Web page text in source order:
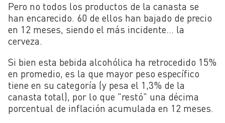
Pero no todos los productos de la canasta se
han encarecido. 60 de ellos han bajado de precio
en 12 meses, siendo el más incidente... la
cerveza.
Si bien esta bebida alcohólica ha retrocedido 15%
en promedio, es la que mayor peso específico
tiene en su categoría (y pesa el 1,3% de la
canasta total), por lo que "restó" una décima
porcentual de inflación acumulada en 12 meses.